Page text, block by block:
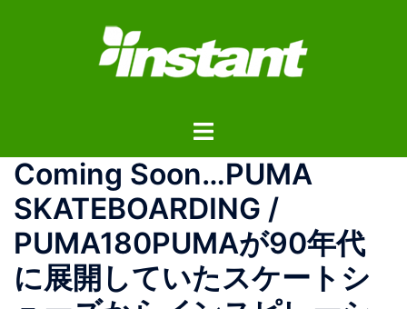
ス
ト
ル
メ
ニ
ュ
ー
Coming Soon…PUMA
SKATEBOARDING /
PUMA180PUMAが90年代
に展開していたスケートシ